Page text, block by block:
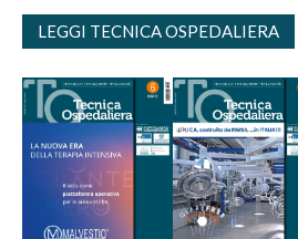
LEGGI TECNICA OSPEDALIERA